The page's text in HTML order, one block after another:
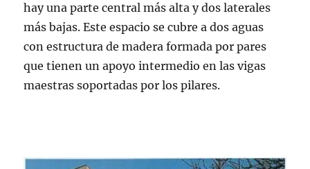
hay una parte central más alta y dos laterales
más bajas. Este espacio se cubre a dos aguas
con estructura de madera formada por pares
que tienen un apoyo intermedio en las vigas
maestras soportadas por los pilares.